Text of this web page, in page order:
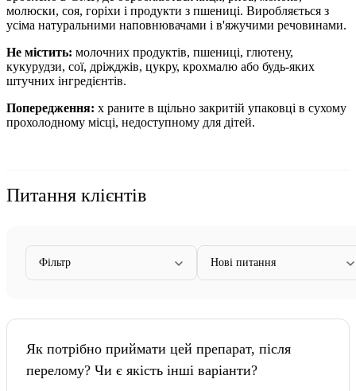
молюски, соя, горіхи і продукти з пшениці. Виробляється з
усіма натуральними наповнювачами і в'яжучими речовинами.
Не містить: молочних продуктів, пшениці, глютену,
кукурудзи, сої, дріжджів, цукру, крохмалю або будь-яких
штучних інгредієнтів.
Попередження: х раните в щільно закритій упаковці в сухому
прохолодному місці, недоступному для дітей.
Питання клієнтів
Фільтр Нові питання
Як потрібно приймати цей препарат, після
перелому? Чи є якість інші варіанти?